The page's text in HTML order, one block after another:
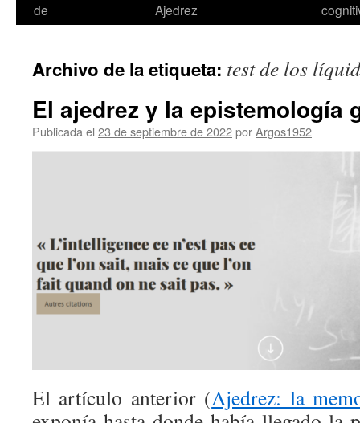
de
Ajedrez
Archivo de la etiqueta: test de los
El ajedrez y la epistemología
Publicada el 23 de septiembre de 2022porArgos1952
El artículo anterior (Ajedrez: la